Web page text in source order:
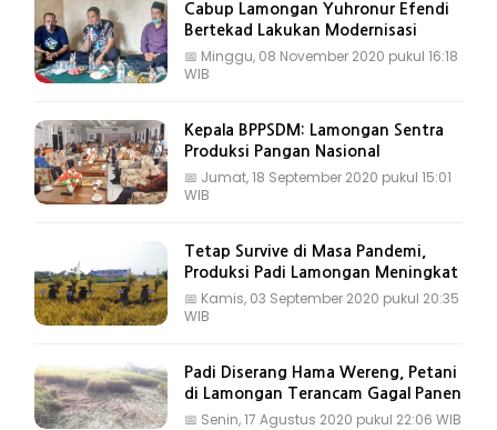
Cabup Lamongan Yuhronur Efendi
Bertekad Lakukan Modernisasi
📅 Minggu, 08 November 2020 pukul 16:18
WIB
Kepala BPPSDM: Lamongan Sentra
Produksi Pangan Nasional
📅 Jumat, 18 September 2020 pukul 15:01
WIB
Tetap Survive di Masa Pandemi,
Produksi Padi Lamongan Meningkat
📅 Kamis, 03 September 2020 pukul 20:35
WIB
Padi Diserang Hama Wereng, Petani
di Lamongan Terancam Gagal Panen
📅 Senin, 17 Agustus 2020 pukul 22:06 WIB